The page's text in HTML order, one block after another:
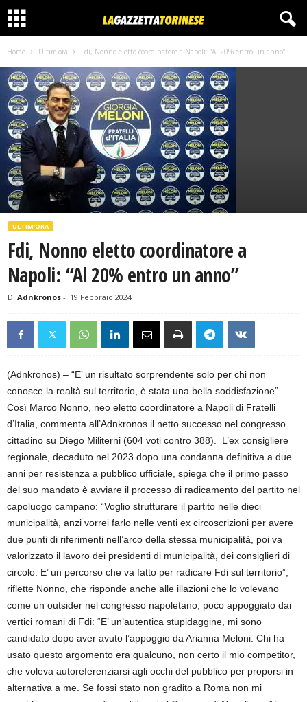
Home Ultim'ora Fdi, Nonno eletto coordinatore a Napoli: “Al 20% entro un anno”
ULTIM'ORA
Fdi, Nonno eletto coordinatore a
Napoli: “Al 20% entro un anno”
Di Adnkronos - 19 Febbraio 2024
(Adnkronos) – “E’ un risultato sorprendente solo per chi non
conosce la realtà sul territorio, è stata una bella soddisfazione”.
Così Marco Nonno, neo eletto coordinatore a Napoli di Fratelli
d’Italia, commenta all’Adnkronos il netto successo nel congresso
cittadino su Diego Militerni (604 voti contro 388). L’ex consigliere
regionale, decaduto nel 2023 dopo una condanna definitiva a due
anni per resistenza a pubblico ufficiale, spiega che il primo passo
del suo mandato è avviare il processo di radicamento del partito nel
capoluogo campano: “Voglio strutturare il partito nelle dieci
municipalità, anzi vorrei farlo nelle venti ex circoscrizioni per avere
due punti di riferimenti nell’arco della stessa municipalità, poi va
valorizzato il lavoro dei presidenti di municipalità, dei consiglieri di
circolo. E’ un percorso che va fatto per radicare Fdi sul territorio”,
riflette Nonno, che risponde anche alle illazioni che lo volevano
come un outsider nel congresso napoletano, poco appoggiato dai
vertici romani di Fdi: “E’ un’autentica stupidaggine, mi sono
candidato dopo aver avuto l’appoggio da Arianna Meloni. Chi ha
usato questo argomento era qualcuno, non certo il mio competitor,
che voleva autoreferenziarsi agli occhi del pubblico per proporsi in
alternativa a me. Se fossi stato non gradito a Roma non mi